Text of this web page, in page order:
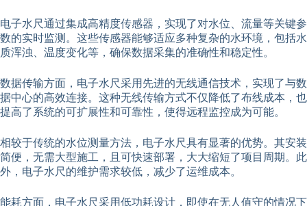
电子水尺通过集成高精度传感器，实现了对水位、流量等关键参
数的实时监测。这些传感器能够适应多种复杂的水环境，包括水
质浑浊、温度变化等，确保数据采集的准确性和稳定性。
数据传输方面，电子水尺采用先进的无线通信技术，实现了与数
据中心的高效连接。这种无线传输方式不仅降低了布线成本，也
提高了系统的可扩展性和可靠性，使得远程监控成为可能。
相较于传统的水位测量方法，电子水尺具有显著的优势。其安装
简便，无需大型施工，且可快速部署，大大缩短了项目周期。此
外，电子水尺的维护需求较低，减少了运维成本。
能耗方面，电子水尺采用低功耗设计，即使在无人值守的情况下